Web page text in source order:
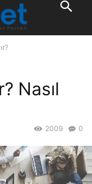
Nasıl
0
2009